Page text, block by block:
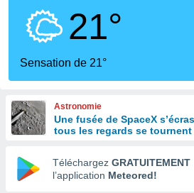
en
21°
Sensation de 21°
Astronomie
Une fusée de SpaceX
tous les regards se tournent
Téléchargez GRATUITEMENT
l’application Meteored!